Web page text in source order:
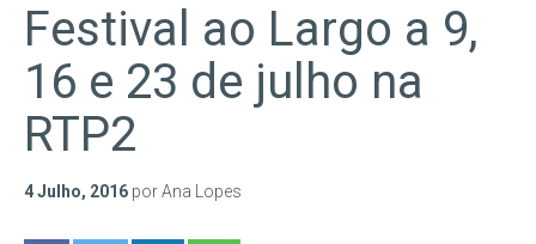
Festival ao Largo a 9,
16 e 23 de julho na
RTP2
4 Julho, 2016 por Ana Lopes